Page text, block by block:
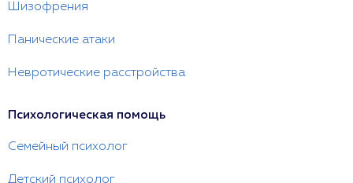
Шизофрения
Панические атаки
Невротические расстройства
Психологическая помощь
Семейный психолог
Детский психолог